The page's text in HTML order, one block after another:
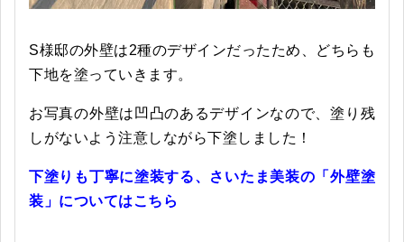
S様邸の外壁は2種のデザインだったため、どちらも
下地を塗っていきます。
お写真の外壁は凹凸のあるデザインなので、塗り残
しがないよう注意しながら下塗しました！
下塗りも丁寧に塗装する、さいたま美装の「外壁塗
装」についてはこちら